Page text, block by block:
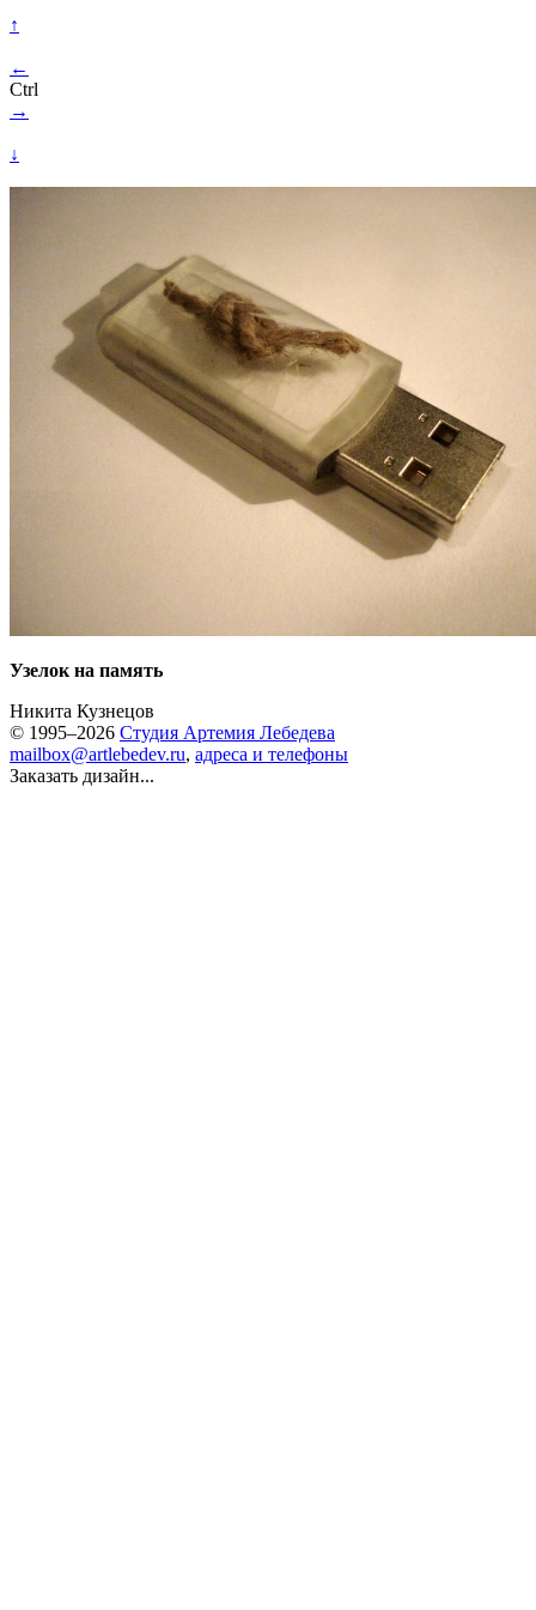
↑
←
Ctrl
→
↓
Узелок на память
Никита Кузнецов
© 1995–2026 Студия Артемия Лебедева
mailbox@artlebedev.ru, адреса и телефоны
Заказать дизайн...